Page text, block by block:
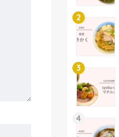
2
3
4